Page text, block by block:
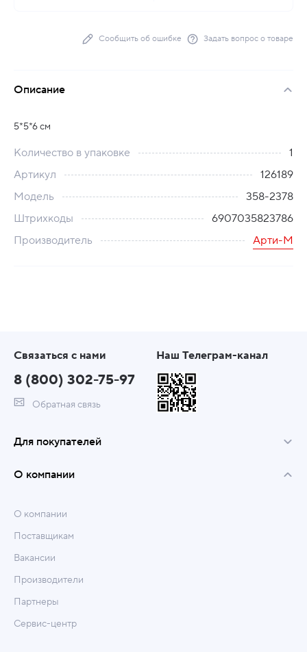
Сообщить об ошибке Задать вопрос о товаре
Описание
5*5*6 см
Количество в упаковке
1
Артикул
126189
Модель
358-2378
Штрихкоды
6907035823786
Производитель
Арти-М
Связаться с нами
8 (800) 302-75-97
Обратная связь
Наш Телеграм-канал
Для покупателей
О компании
О компании
Поставщикам
Вакансии
Производители
Партнеры
Сервис-центр